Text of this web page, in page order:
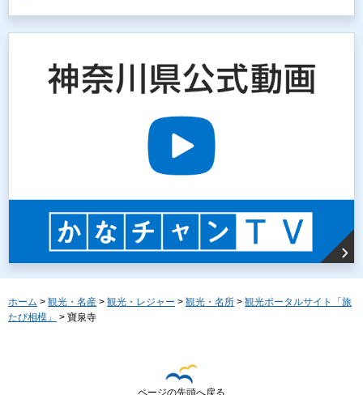
ホーム > 観光・名産 > 観光・レジャー > 観光・名所 > 観光ポータルサイト「旅
たび相模」
> 寶泉寺
ページの先頭へ戻る